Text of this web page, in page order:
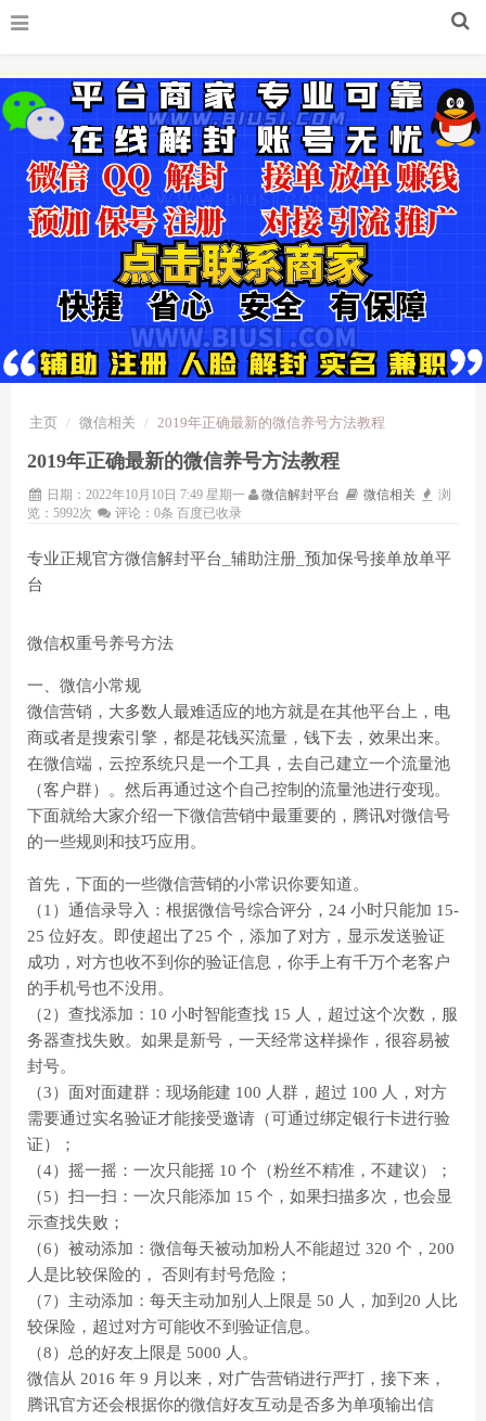
主页 微信相关 2019年正确最新的微信养号方法教程
2019年正确最新的微信养号方法教程
日期：2022年10月10日 7:49 星期一 微信解封平台 微信相关
浏
览：5992次
评论：0条 百度已收录
专业正规官方微信解封平台_辅助注册_预加保号接单放单平
台
微信权重号养号方法
一、微信小常规
微信营销，大多数人最难适应的地方就是在其他平台上，电
商或者是搜索引擎，都是花钱买流量，钱下去，效果出来。
在微信端，云控系统只是一个工具，去自己建立一个流量池
（客户群）。然后再通过这个自己控制的流量池进行变现。
下面就给大家介绍一下微信营销中最重要的，腾讯对微信号
的一些规则和技巧应用。
首先，下面的一些微信营销的小常识你要知道。
（1）通信录导入：根据微信号综合评分，24 小时只能加 15-
25 位好友。即使超出了25 个，添加了对方，显示发送验证
成功，对方也收不到你的验证信息，你手上有千万个老客户
的手机号也不没用。
（2）查找添加：10 小时智能查找 15 人，超过这个次数，服
务器查找失败。如果是新号，一天经常这样操作，很容易被
封号。
（3）面对面建群：现场能建 100 人群，超过 100 人，对方
需要通过实名验证才能接受邀请（可通过绑定银行卡进行验
证）；
（4）摇一摇：一次只能摇 10 个（粉丝不精准，不建议）；
（5）扫一扫：一次只能添加 15 个，如果扫描多次，也会显
示查找失败；
（6）被动添加：微信每天被动加粉人不能超过 320 个，200
人是比较保险的， 否则有封号危险；
（7）主动添加：每天主动加别人上限是 50 人，加到20 人比
较保险，超过对方可能收不到验证信息。
（8）总的好友上限是 5000 人。
微信从 2016 年 9 月以来，对广告营销进行严打，接下来，
腾讯官方还会根据你的微信好友互动是否多为单项输出信